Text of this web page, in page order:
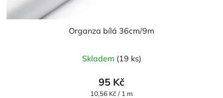
Organza bílá 36cm/9m
hodnocení
produktu
je
Skladem (19 ks)
95 Kč
Měrná
10,56 Kč / 1 m